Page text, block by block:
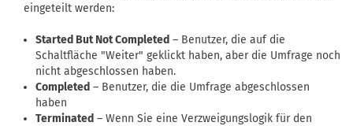
eingeteilt werden:
Started But Not Completed – Benutzer, die auf die
Schaltfläche "Weiter" geklickt haben, aber die Umfrage noch
nicht abgeschlossen haben.
Completed – Benutzer, die die Umfrage abgeschlossen
haben
Terminated – Wenn Sie eine Verzweigungslogik für den